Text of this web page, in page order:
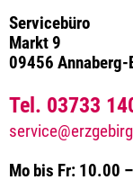
Servicebüro
Markt 9
09456 Annaberg-
Tel. 03733
Mo bis Fr: 10.00